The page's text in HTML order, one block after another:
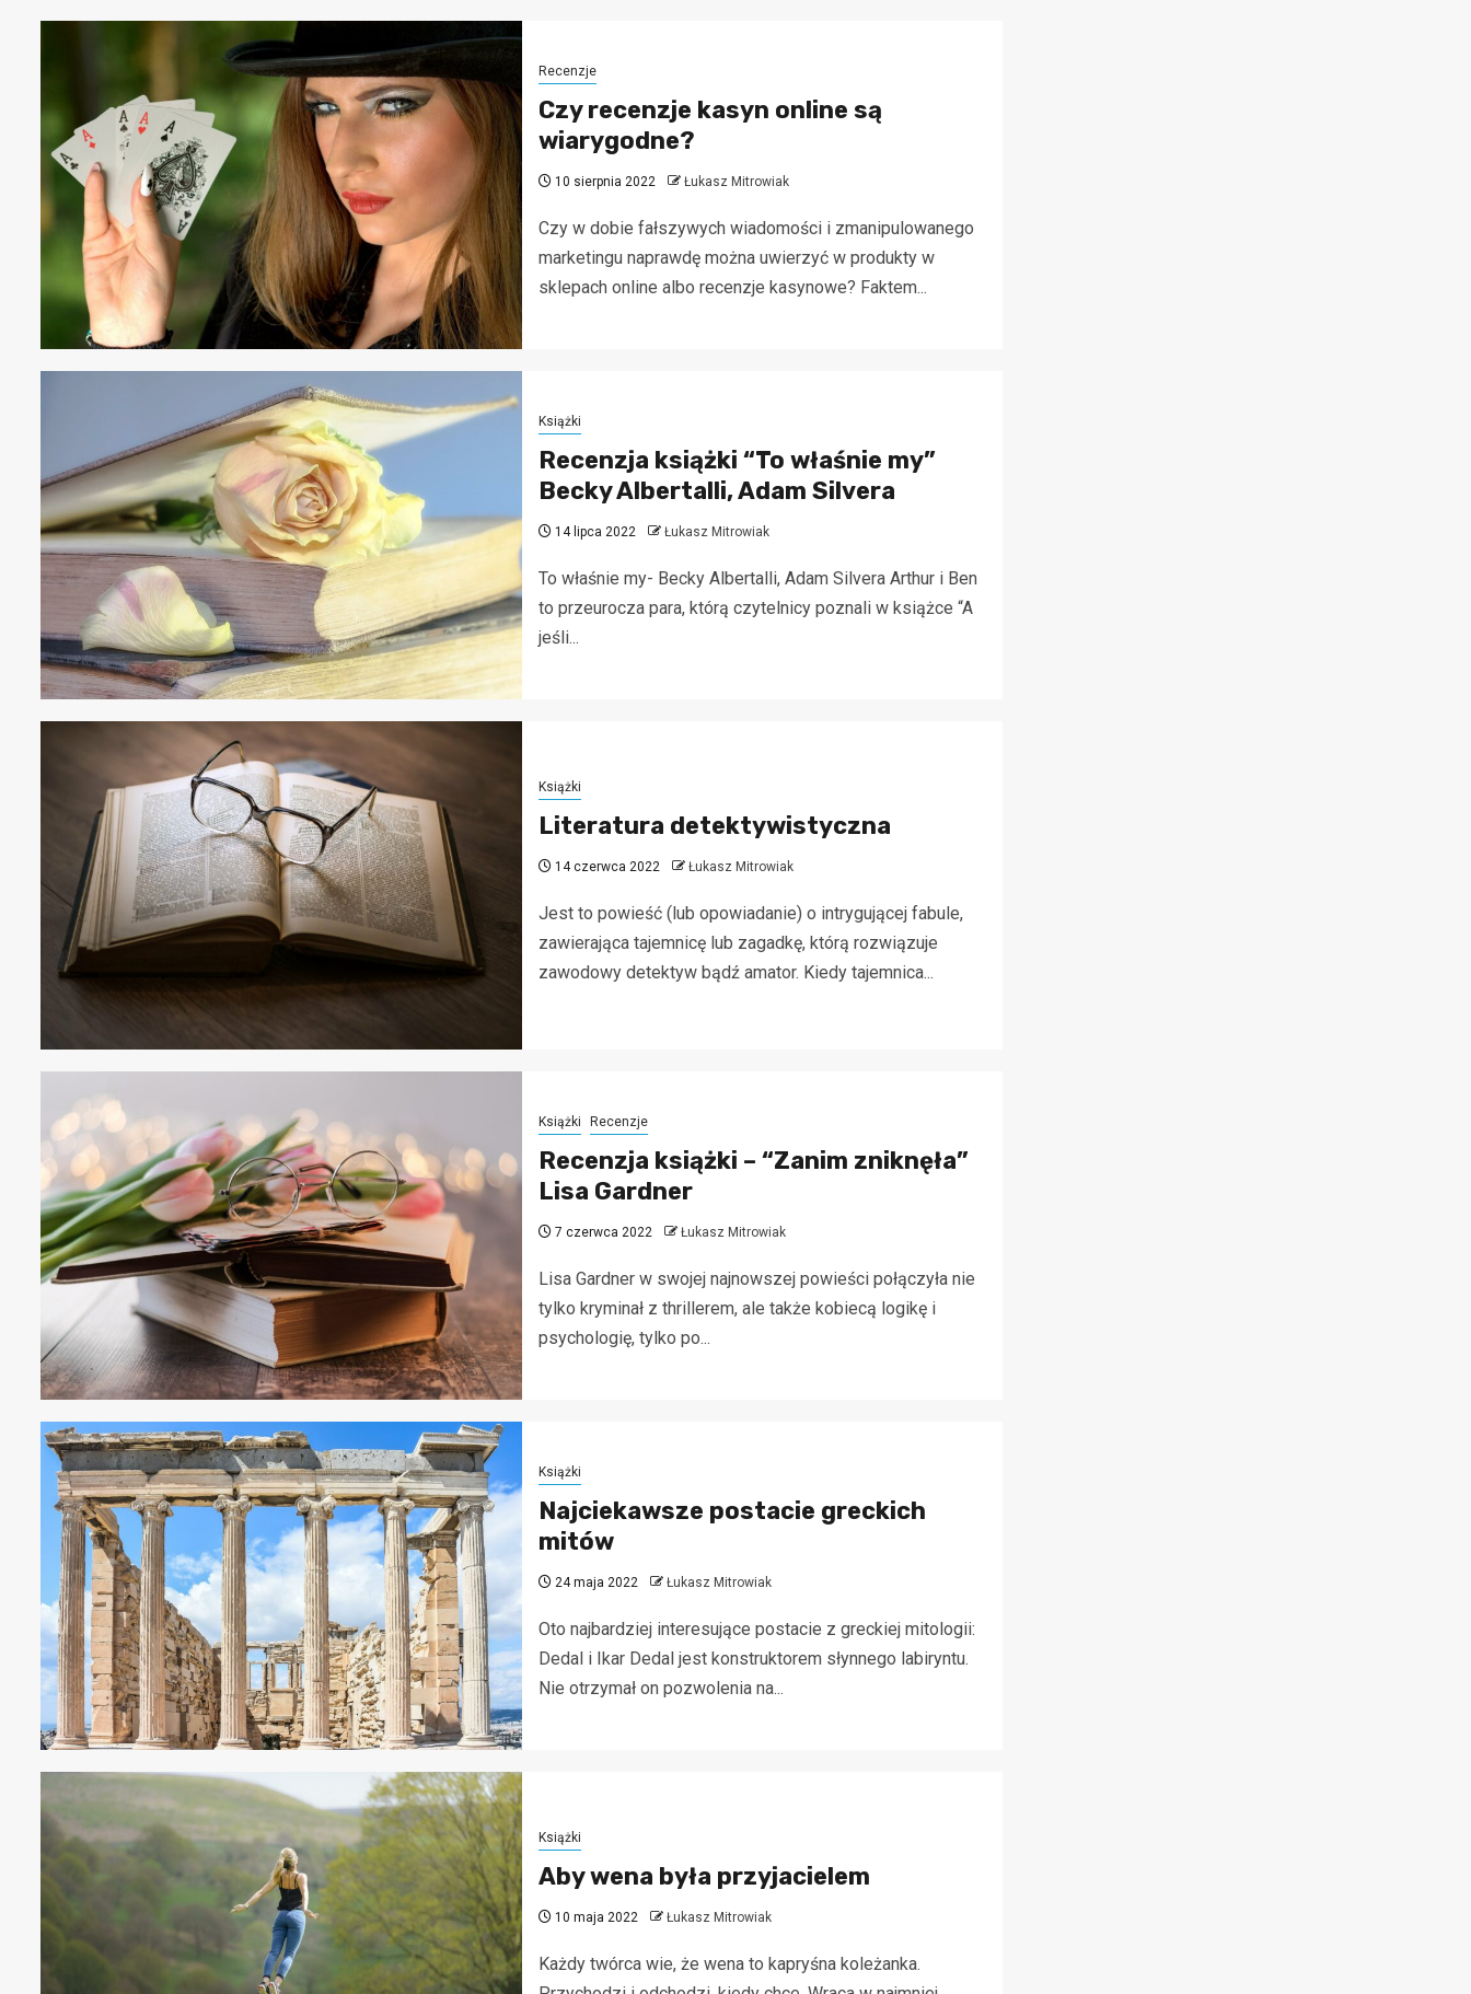
Recenzje
Czy recenzje kasyn online są
wiarygodne?
10 sierpnia 2022 Łukasz Mitrowiak
Czy w dobie fałszywych wiadomości i zmanipulowanego
marketingu naprawdę można uwierzyć w produkty w
sklepach online albo recenzje kasynowe? Faktem...
Książki
Recenzja książki “To właśnie my”
Becky Albertalli, Adam Silvera
14 lipca 2022 Łukasz Mitrowiak
To właśnie my- Becky Albertalli, Adam Silvera Arthur i Ben
to przeurocza para, którą czytelnicy poznali w książce “A
jeśli...
Książki
Literatura detektywistyczna
14 czerwca 2022 Łukasz Mitrowiak
Jest to powieść (lub opowiadanie) o intrygującej fabule,
zawierająca tajemnicę lub zagadkę, którą rozwiązuje
zawodowy detektyw bądź amator. Kiedy tajemnica...
Książki Recenzje
Recenzja książki – “Zanim zniknęła”
Lisa Gardner
7 czerwca 2022 Łukasz Mitrowiak
Lisa Gardner w swojej najnowszej powieści połączyła nie
tylko kryminał z thrillerem, ale także kobiecą logikę i
psychologię, tylko po...
Książki
Najciekawsze postacie greckich
mitów
24 maja 2022 Łukasz Mitrowiak
Oto najbardziej interesujące postacie z greckiej mitologii:
Dedal i Ikar Dedal jest konstruktorem słynnego labiryntu.
Nie otrzymał on pozwolenia na...
Książki
Aby wena była przyjacielem
10 maja 2022 Łukasz Mitrowiak
Każdy twórca wie, że wena to kapryśna koleżanka.